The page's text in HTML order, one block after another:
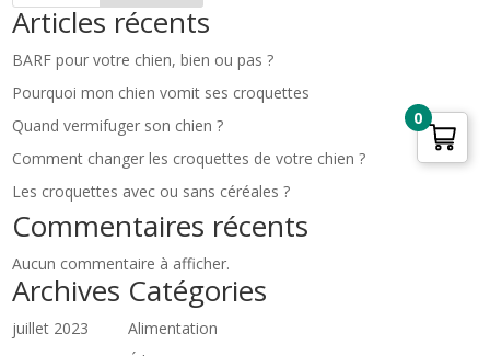
Articles récents
BARF pour votre chien, bien ou pas ?
Pourquoi mon chien vomit ses croquettes
Quand vermifuger son chien ?
Comment changer les croquettes de votre chien ?
Les croquettes avec ou sans céréales ?
Commentaires récents
Aucun commentaire à afficher.
Archives
juillet 2023
Catégories
Alimentation
0